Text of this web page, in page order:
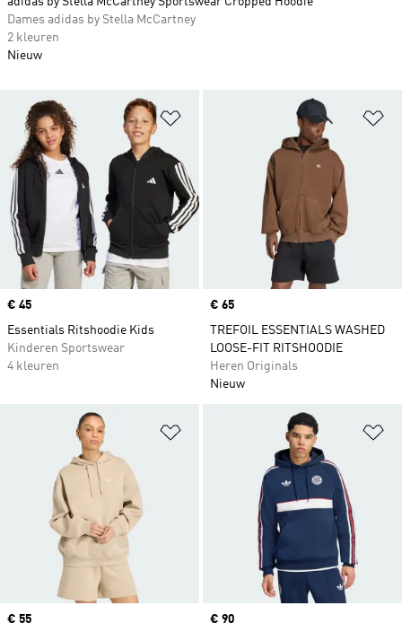
Op verlanglijst zetten
Price
€ 45
Essentials Ritshoodie Kids
Kinderen Sportswear
4 kleuren
Price
€ 65
TREFOIL ESSENTIALS WASHED
LOOSE-FIT RITSHOODIE
Heren Originals
Nieuw
Op verlanglijst zetten
Price
€ 55
Price
€ 90
Dames adidas by Stella McCartney
2 kleuren
Nieuw